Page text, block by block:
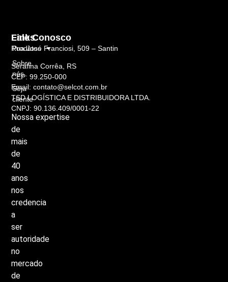
Nossaexpertise
de
mais
de
40
anos
nos
credencia
a
ser
autoridade
no
mercado
de
Links
Produtos
Sobre
nós
Seja
cliente
Fale Conosco
Rua José Franciosi, 509 – Santin
Serafina Corrêa, RS
CEP: 99.250-000
Email: contato@selcot.com.br
TSD LOGÍSTICA E DISTRIBUIDORA LTDA.
CNPJ: 90.136.409/0001-22